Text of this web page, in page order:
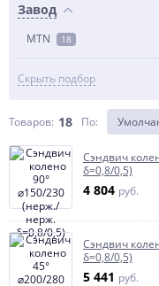
Завод
MTN 18
Скрыть подбор
Товаров: 18 По:
Сэндвич
δ=0,8/0,5)
4 804 руб.
Сэндвич
δ=0,8/0,5)
5 441 руб.